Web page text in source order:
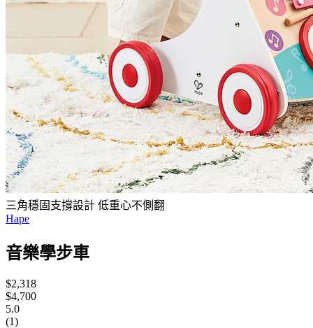
三角穩固支撐設計 低重心不側翻
Hape
音樂學步車
$2,318
$4,700
5.0
(1)